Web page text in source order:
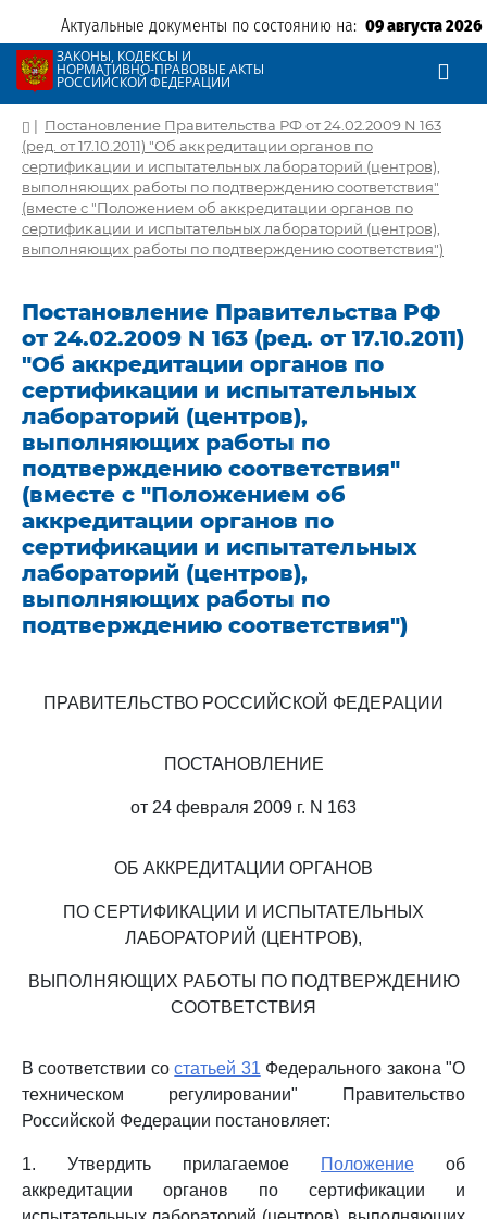
Актуальные документы по состоянию на: 09 августа 2026
ЗАКОНЫ, КОДЕКСЫ И
НОРМАТИВНО-ПРАВОВЫЕ АКТЫ
РОССИЙСКОЙ ФЕДЕРАЦИИ
| Постановление Правительства РФ от 24.02.2009 N 163
(ред. от 17.10.2011) "Об аккредитации органов по
сертификации и испытательных лабораторий (центров),
выполняющих работы по подтверждению соответствия"
(вместе с "Положением об аккредитации органов по
сертификации и испытательных лабораторий (центров),
выполняющих работы по подтверждению соответствия")
Постановление Правительства РФ
от 24.02.2009 N 163 (ред. от 17.10.2011)
"Об аккредитации органов по
сертификации и испытательных
лабораторий (центров),
выполняющих работы по
подтверждению соответствия"
(вместе с "Положением об
аккредитации органов по
сертификации и испытательных
лабораторий (центров),
выполняющих работы по
подтверждению соответствия")
ПРАВИТЕЛЬСТВО РОССИЙСКОЙ ФЕДЕРАЦИИ
ПОСТАНОВЛЕНИЕ
от 24 февраля 2009 г. N 163
ОБ АККРЕДИТАЦИИ ОРГАНОВ
ПО СЕРТИФИКАЦИИ И ИСПЫТАТЕЛЬНЫХ
ЛАБОРАТОРИЙ (ЦЕНТРОВ),
ВЫПОЛНЯЮЩИХ РАБОТЫ ПО ПОДТВЕРЖДЕНИЮ
СООТВЕТСТВИЯ
В соответствии состатьей 31 Федерального закона "О
техническом регулировании" Правительство
Российской Федерации постановляет:
1. Утвердить прилагаемое Положение об
аккредитации органов по сертификации и